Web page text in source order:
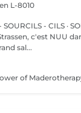
L-8010
- CILS ·
sal...